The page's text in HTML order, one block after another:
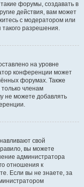
форумы, создавать в
действия, вам может
с модератором или
разрешения.
на уровне
конференции может
форумах. Также
членам
не можете добавлять
свой
вы можете
администратора
отношения к
Если вы не знаете, за